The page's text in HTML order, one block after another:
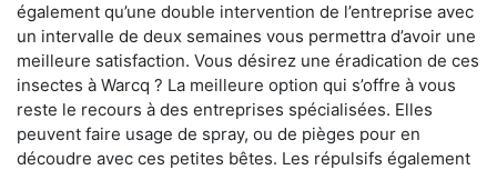
également qu’une double intervention de l’entreprise avec
un intervalle de deux semaines vous permettra d’avoir une
meilleure satisfaction. Vous désirez une éradication de ces
insectes à Warcq ? La meilleure option qui s’offre à vous
reste le recours à des entreprises spécialisées. Elles
peuvent faire usage de spray, ou de pièges pour en
découdre avec ces petites bêtes. Les répulsifs également